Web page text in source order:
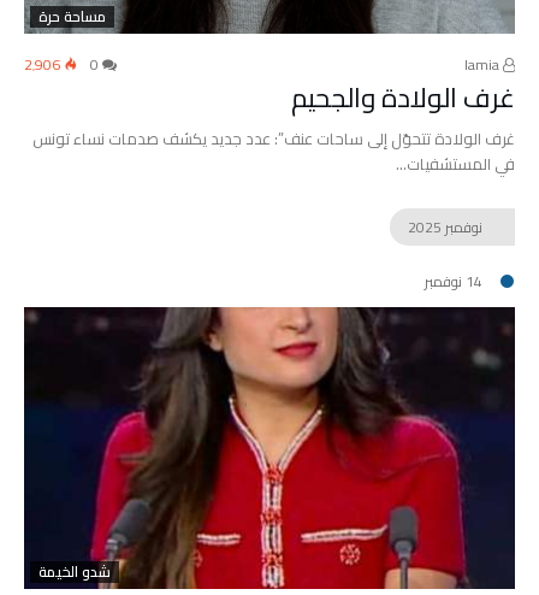
مساحة حرة
2٬906
غرف الولادة والجحيم
غرف الولادة تتحوّل إلى ساحات عنف”: عدد جديد يكشف صدمات نساء تونس
في المستشفيات…
نوفمبر2025
14 نوفمبر
شدو الخيمة